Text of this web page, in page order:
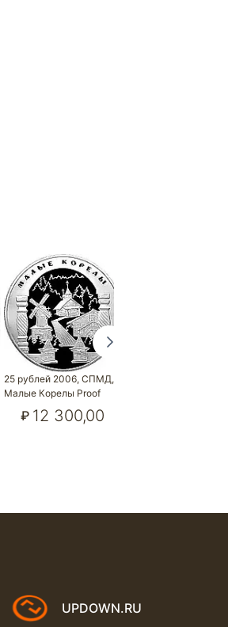
25 рублей 2006, СПМД,
Малые Корелы Proof
₽ 12 300,00
UPDOWN.RU